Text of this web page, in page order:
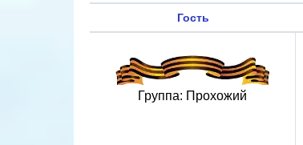
Гость
Группа: Прохожий